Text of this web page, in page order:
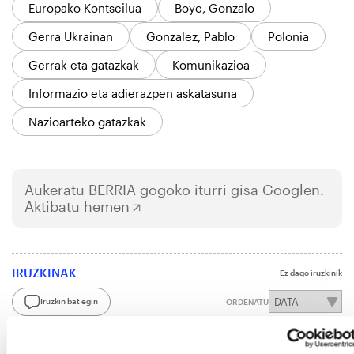
Europako Kontseilua
Boye, Gonzalo
Gerra Ukrainan
Gonzalez, Pablo
Polonia
Gerrak eta gatazkak
Komunikazioa
Informazio eta adierazpen askatasuna
Nazioarteko gatazkak
Aukeratu BERRIA gogoko iturri gisa Googlen.
Aktibatu hemen
IRUZKINAK Ez dago iruzkinik
Iruzkin bat egin ORDENATU